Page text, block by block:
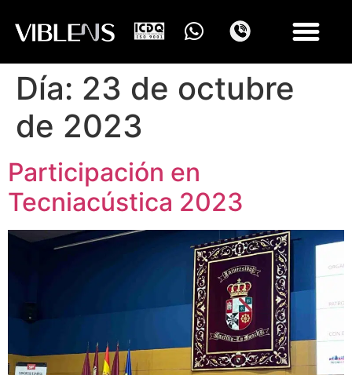
Día: 23 de octubre
de 2023
Participación en
Tecniacústica 2023